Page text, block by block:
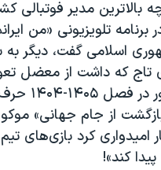
برنامه تلویزیونی «من
اسلامی گفت، دیگر به
که داشت از معضل
فوتبال
از جام جهانی»
امیدواری کرد بازی‌های
کند»!